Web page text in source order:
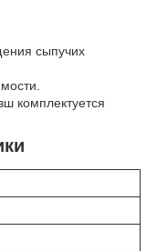
сыпучих
комплектуется